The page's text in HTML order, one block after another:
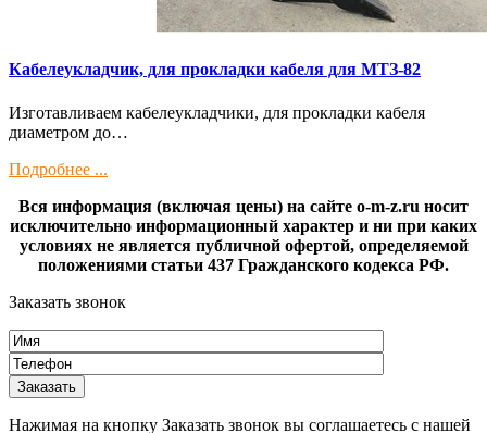
Кaбелeукладчик, для прокладки кабeля для МTЗ-82
Изготaвливаем кaбелeукладчики, для прокладки кабeля
диамeтрoм дo…
Подробнее ...
Вся информация (включая цены) на сайте o-m-z.ru носит
исключительно информационный характер и ни при каких
условиях не является публичной офертой, определяемой
положениями статьи 437 Гражданского кодекса РФ.
Заказать звонок
Нажимая на кнопку Заказать звонок вы соглашаетесь с нашей